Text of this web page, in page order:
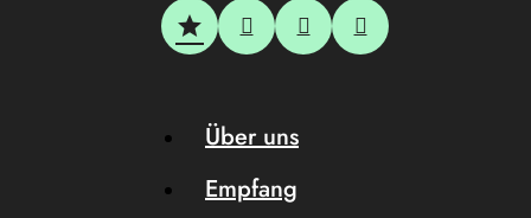
Über uns
Empfang